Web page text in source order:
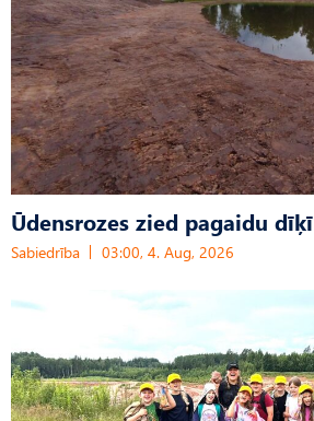
Ūdensrozes zied pagaidu dīķī
Sabiedrība 03:00, 4. Aug, 2026